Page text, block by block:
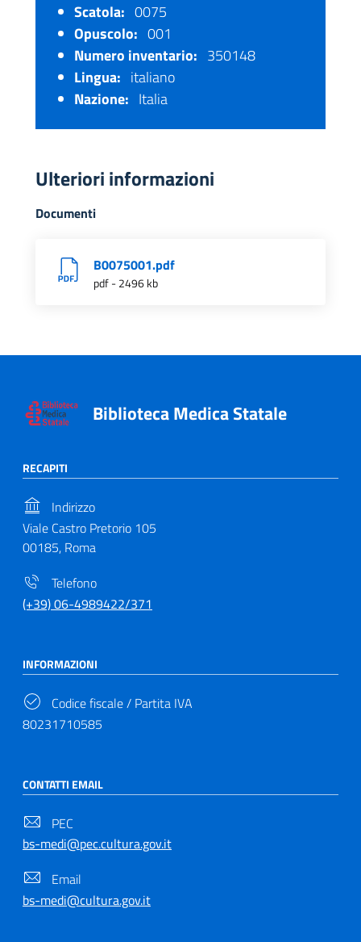
Scatola: 0075
Opuscolo: 001
Numero inventario: 350148
Lingua: italiano
Nazione: Italia
Ulteriori informazioni
Documenti
B0075001.pdf
pdf - 2496 kb
Biblioteca Medica Statale
RECAPITI
Indirizzo
Viale Castro Pretorio 105
00185, Roma
Telefono
(+39) 06-4989422/371
INFORMAZIONI
Codice fiscale / Partita IVA
80231710585
CONTATTI EMAIL
PEC
bs-medi@pec.cultura.gov.it
Email
bs-medi@cultura.gov.it